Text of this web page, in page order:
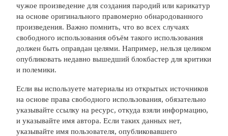
чужое произведение для создания пародий или карикатур
на основе оригинального правомерно обнародованного
произведения. Важно помнить, что во всех случаях
свободного использования объём такого использования
должен быть оправдан целями. Например, нельзя целиком
опубликовать недавно вышедший блокбастер для критики
и полемики.
Если вы используете материалы из открытых источников
на основе права свободного использования, обязательно
указывайте ссылку на ресурс, откуда взяли информацию,
и указывайте имя автора. Если таких данных нет,
указывайте имя пользователя, опубликовавшего